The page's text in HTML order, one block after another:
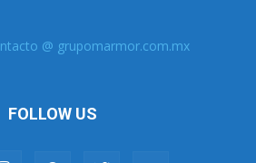
@ grupomarmor.com.mx
FOLLOW US